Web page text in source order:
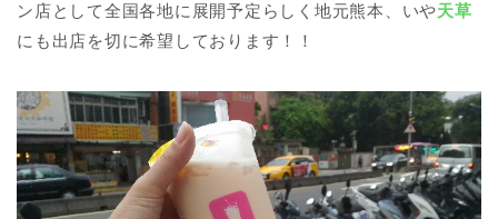
ン店として全国各地に展開予定らしく地元熊本、いや天草
にも出店を切に希望しております！！